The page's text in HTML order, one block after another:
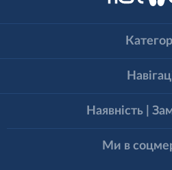
Наявність |
Ми в